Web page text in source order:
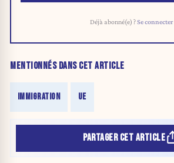
Déjà abonné(e) ?Se connecter
MENTIONNÉS DANS CET ARTICLE
IMMIGRATION UE
PARTAGER CET ARTICLE